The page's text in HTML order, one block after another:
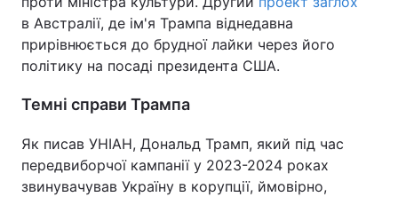
в Австралії, де ім'я Трампа віднедавна
прирівнюється до брудної лайки через його
політику на посаді президента США.
Темні справи Трампа
Як писав УНІАН, Дональд Трамп, який під час
передвиборчої кампанії у 2023-2024 роках
звинувачував Україну в корупції, ймовірно,